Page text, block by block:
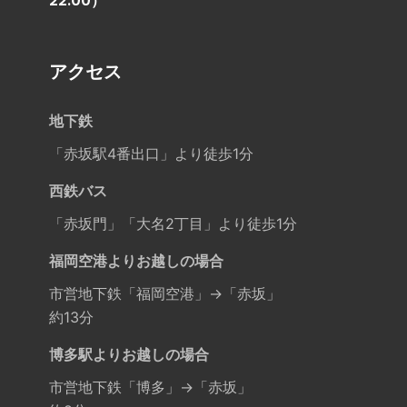
アクセス
地下鉄
「赤坂駅4番出口」より徒歩1分
西鉄バス
「赤坂門」「大名2丁目」より徒歩1分
福岡空港よりお越しの場合
市営地下鉄「福岡空港」→「赤坂」
約13分
博多駅よりお越しの場合
市営地下鉄「博多」→「赤坂」